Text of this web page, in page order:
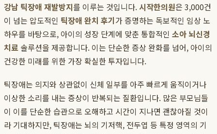
강남 틱장애 재발방지를 이루는 것입니다.시작한의원은 3,000건
이 넘는 압도적인 틱장애 완치 후기가 증명하는 독보적인 임상 노
하우를 바탕으로, 아이의 성장 단계에 맞춘 통합적인 소아 뇌신경
치료 솔루션을 제공합니다. 이는 단순한 증상 완화를 넘어, 아이의
건강한 미래를 위한 가장 확실한 투자입니다.
틱장애는 의지와 상관없이 신체 일부를 아주 빠르게 움직이거나
이상한 소리를 내는 증상이 반복되는 질환입니다. 많은 부모님들
이 이를 단순한 습관으로 오해하고 시간이 지나면 괜찮아질 것이
라 기대하지만, 틱장애는 뇌의 기저핵, 전두엽 등 특정 영역의 기